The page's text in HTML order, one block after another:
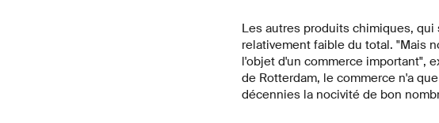
Les autres produits chimiques,
relativement faible du total. "Mais
l'objet d'un commerce important",
de Rotterdam, le commerce n'a
décennies la nocivité de bon